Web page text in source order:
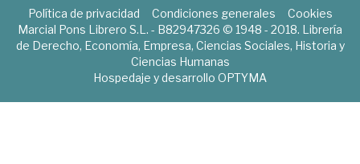
Política de privacidad Condiciones generales
Cookies
Marcial Pons Librero S.L. - B82947326 © 1948 - 2018. Librería
de Derecho, Economía, Empresa, Ciencias Sociales, Historia y
Ciencias Humanas
Hospedaje y desarrollo OPTYMA